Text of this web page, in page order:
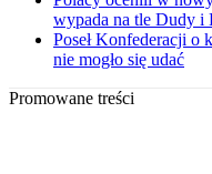
wypada na tle Dudy i
Poseł Konfederacji o
nie mogło się udać
Promowane treści